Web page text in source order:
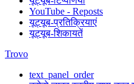
YouTube - Reposts
यूट्यूब-प्रतिक्रियाएं
यूट्यूब-शिकायतें
Trovo
text_panel_order